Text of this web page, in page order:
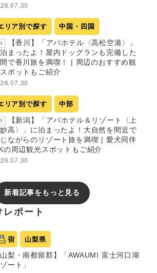
リア別で探す 中国・四国
【香川】「アパホテル〈高松空港〉」
まったよ！屋内ドッグランも完備した
で香川旅を満喫！ | 周辺のおすすめ観
ポットもご紹介
リア別で探す 中部
【新潟】「アパホテル＆リゾート〈上
高〉」に泊まったよ！大自然を間近で
ながらのリゾート旅を満喫 | 愛犬同伴
の周辺観光スポットもご紹介
新着記事をもっと見る
レポート
宿 山梨県
山梨・南都留郡】「AWAUMI 富士河口湖
ート」